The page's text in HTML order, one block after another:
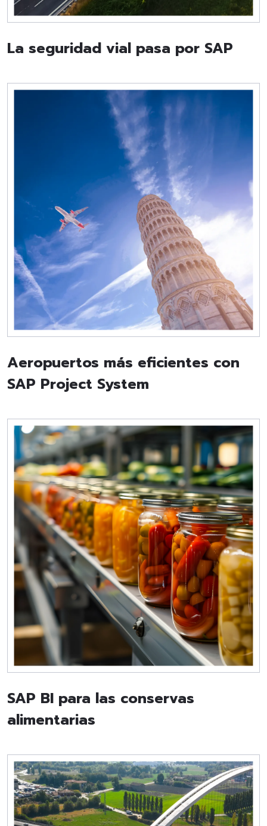
La seguridad vial pasa por SAP
Aeropuertos más eficientes con
SAP Project System
SAP BI para las conservas
alimentarias